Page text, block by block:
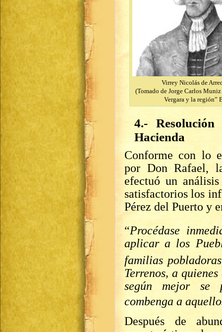
Virrey Nicolás de
(Tomado de Jorge Carlos
Vergara y la región”
4.-
Hacienda
Conforme con lo
por Don Rafael,
efectuó un
satisfactorios los
Pérez del Puerto y
“Procédase
aplicar a los
familias
Terrenos, a
según mejor se
combenga a
Después de